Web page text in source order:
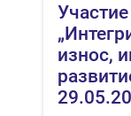
износ,